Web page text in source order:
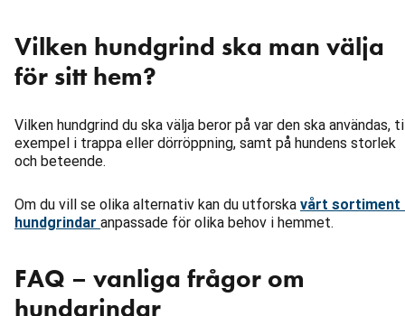
Vilken hundgrind ska man välja
för sitt hem?
Vilken hundgrind du ska välja beror på var den ska användas,
exempel i trappa eller dörröppning, samt på hundens storlek
och beteende.
Om du vill se olika alternativ kan du utforska vårt sortiment
hundgrindar anpassade för olika behov i hemmet.
FAQ – vanliga frågor om
hundgrindar